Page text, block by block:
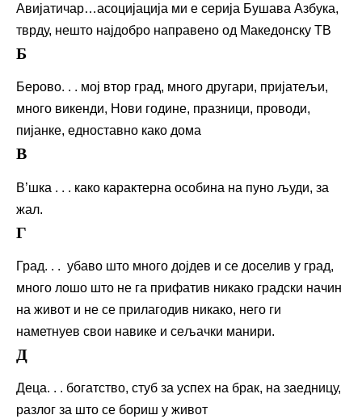
Авијатичар…асоцијација ми е серија Бушава Азбука,
тврду, нешто најдобро направено од Македонску ТВ
Б
Берово. . . мој втор град, много другари, пријатељи,
много викенди, Нови године, празници, проводи,
пијанке, едноставно како дома
В
В’шка . . . како карактерна особина на пуно људи, за
жал.
Г
Град. . . убаво што много дојдев и се доселив у град,
много лошо што не га прифатив никако градски начин
на живот и не се прилагодив никако, него ги
наметнуев свои навике и сељачки манири.
Д
Деца. . . богатство, стуб за успех на брак, на заедницу,
разлог за што се бориш у живот